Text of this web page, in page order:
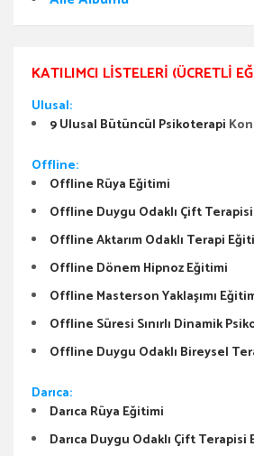
KATILIMCI LISTELERI (ÜCRETLI
Ulusal:
9 Ulusal Bütüncül Psikoterapi
Offline:
Offline Rüya Eğitimi
Offline Duygu Odaklı Çift
Offline Aktarım Odaklı Terapi
Offline Dönem Hipnoz Eğitimi
Offline Masterson Yaklaşımı
Offline Süresi Sınırlı Dinamik
Offline Duygu Odaklı Bireysel
Darıca:
Darıca Rüya Eğitimi
Darıca Duygu Odaklı Çift Terapisi